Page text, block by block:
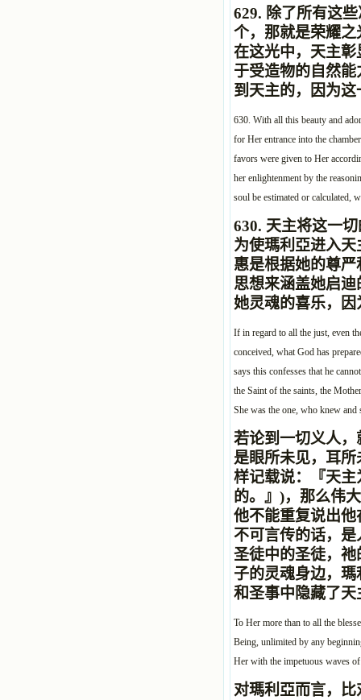
629. 除了所有这
个，那就是荣耀
在这光中，天主
于受造物的自然
到天主的，因为
630. With all this beauty and
for Her entrance into the
favors were given to Her
her enlightenment by the
soul be estimated or calculated,
630. 天主将这一
为使瑪利亞进入
惠是根据她的尊
思想来涵盖她启
她灵魂的喜乐，
If in regard to all the just, even
conceived, what God has
says this confesses that he
the Saint of the saints, the
She was the one, who knew
若论到一切义人
是眼所未见，耳
样记载说：『天
的。』 )，那么伟
他不能重复说出他
不可言传的话，
圣徒中的圣徒，祂
子的灵魂身边，
和圣事中隐藏了
To Her more than to all the
Being, unlimited by any
Her with the impetuous waves
对瑪利亞而言，